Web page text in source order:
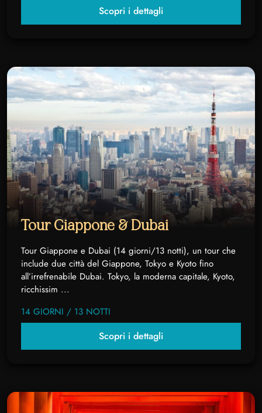
Scopri i dettagli
Tour Giappone & Dubai
Tour Giappone e Dubai (14 giorni/13 notti), un tour che
include due città del Giappone, Tokyo e Kyoto fino
all’irrefrenabile Dubai. Tokyo, la moderna capitale, Kyoto,
ricchissim ...
14 GIORNI / 13 NOTTI
Scopri i dettagli